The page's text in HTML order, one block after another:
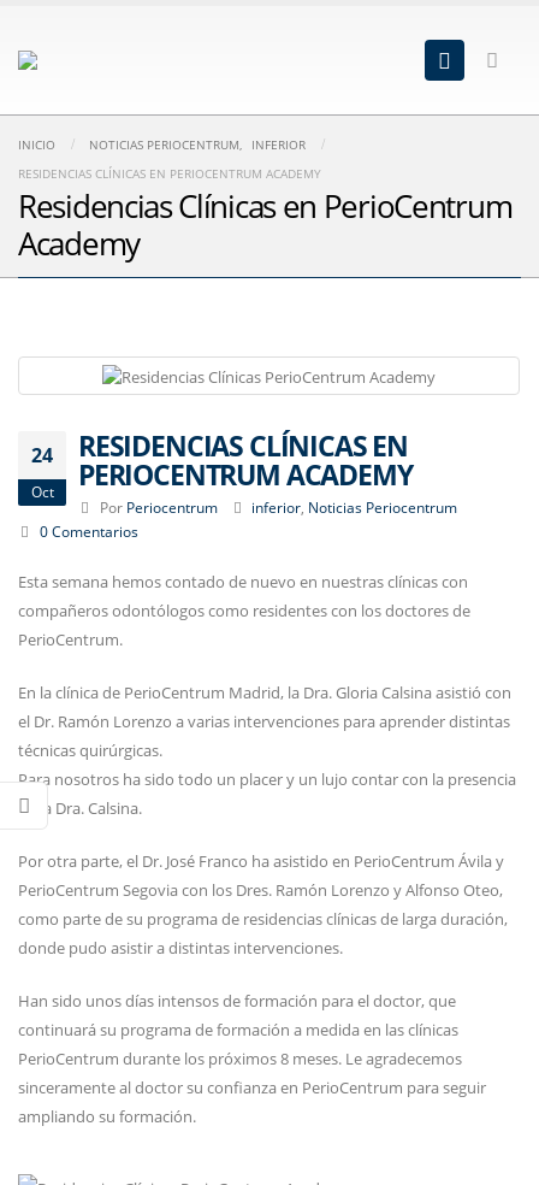
INICIO NOTICIAS PERIOCENTRUM,
INFERIOR
RESIDENCIAS CLÍNICAS EN PERIOCENTRUM ACADEMY
Residencias Clínicas en PerioCentrum
Academy
24
Oct
RESIDENCIAS CLÍNICAS EN
PERIOCENTRUM ACADEMY
Por Periocentrum inferior Noticias Periocentrum
0 Comentarios
Esta semana hemos contado de nuevo en nuestras clínicas con
compañeros odontólogos como residentes con los doctores de
PerioCentrum.
En la clínica de PerioCentrum Madrid, la Dra. Gloria Calsina asistió con
el Dr. Ramón Lorenzo a varias intervenciones para aprender distintas
técnicas quirúrgicas.
Para nosotros ha sido todo un placer y un lujo contar con la presencia
de la Dra. Calsina.
Por otra parte, el Dr. José Franco ha asistido en PerioCentrum Ávila y
PerioCentrum Segovia con los Dres. Ramón Lorenzo y Alfonso Oteo,
como parte de su programa de residencias clínicas de larga duración,
donde pudo asistir a distintas intervenciones.
Han sido unos días intensos de formación para el doctor, que
continuará su programa de formación a medida en las clínicas
PerioCentrum durante los próximos 8 meses. Le agradecemos
sinceramente al doctor su confianza en PerioCentrum para seguir
ampliando su formación.